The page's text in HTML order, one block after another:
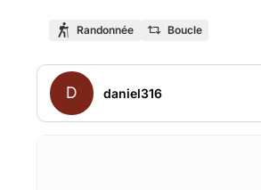
Randonnée Boucle
D daniel316